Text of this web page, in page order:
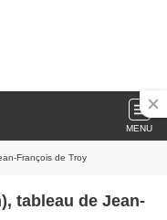
MENU
François de Troy
tableau de Jean-